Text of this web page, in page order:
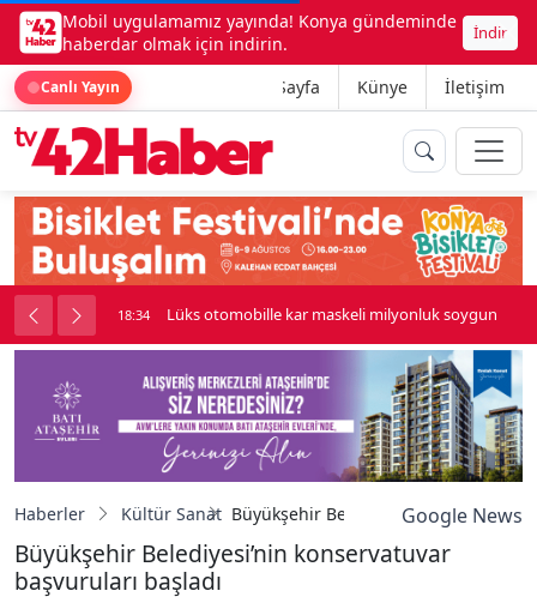
Mobil uygulamamız yayında! Konya gündeminde
haberdar olmak için indirin.
İndir
Canlı Yayın Ana Sayfa Künye İletişim
kavga çıktı 18:34 Lüks otomobille kar maskeli milyonluk soygun
Haberler Kültür Sanat Büyükşehir Belediyesi’ninGoogle News
Büyükşehir Belediyesi’nin konservatuvar
başvuruları başladı